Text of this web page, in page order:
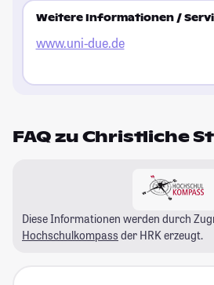
Weitere Informationen /
www.uni-due.de
FAQ zu Christliche
Diese Informationen werden durch
Hochschulkompass der HRK erzeugt.